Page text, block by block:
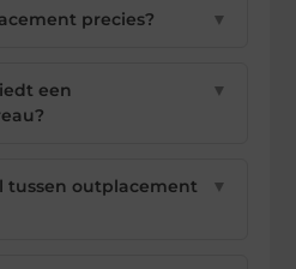
precies? ▼
een
▼
tussen outplacement
▼